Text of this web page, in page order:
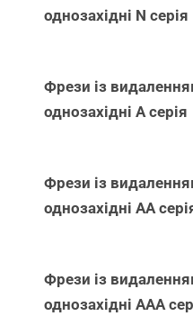
однозахідні N серія
Фрези із
однозахідні А серія
Фрези із
однозахідні АА
Фрези із
однозахідні ААА